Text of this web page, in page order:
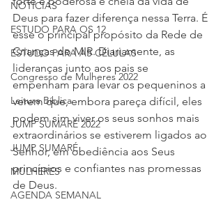
NOTÍCIAS
ESTUDO PARA OS 12
ESTUDO PARA AS CÉLULAS
Congresso de Mulheres 2022
Leitura Bíblica
JUMP SUMARÉ 2022
JUMP SUMARÉ
MULHERES
AGENDA SEMANAL
Deus para fazer diferença nessa Terra. É
esse o principal propósito da Rede de
Crianças do MIR. Diariamente, as
lideranças junto aos pais se
empenham para levar os pequeninos a
verem que, embora pareça difícil, eles
podem sim viver os seus sonhos mais
extraordinários se estiverem ligados ao
Senhor, em obediência aos Seus
princípios e confiantes nas promessas
de Deus.